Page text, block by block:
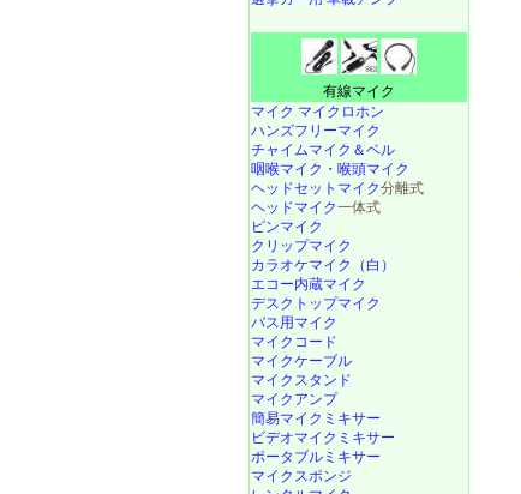
有線マイク
マイク マイクロホン
ハンズフリーマイク
チャイムマイク＆ベル
咽喉マイク・喉頭マイク
ヘッドセットマイク分離式
ヘッドマイク一体式
ピンマイク
クリップマイク
カラオケマイク（白）
エコー内蔵マイク
デスクトップマイク
バス用マイク
マイクコード
マイクケーブル
マイクスタンド
マイクアンプ
簡易マイクミキサー
ビデオマイクミキサー
ポータブルミキサー
マイクスポンジ